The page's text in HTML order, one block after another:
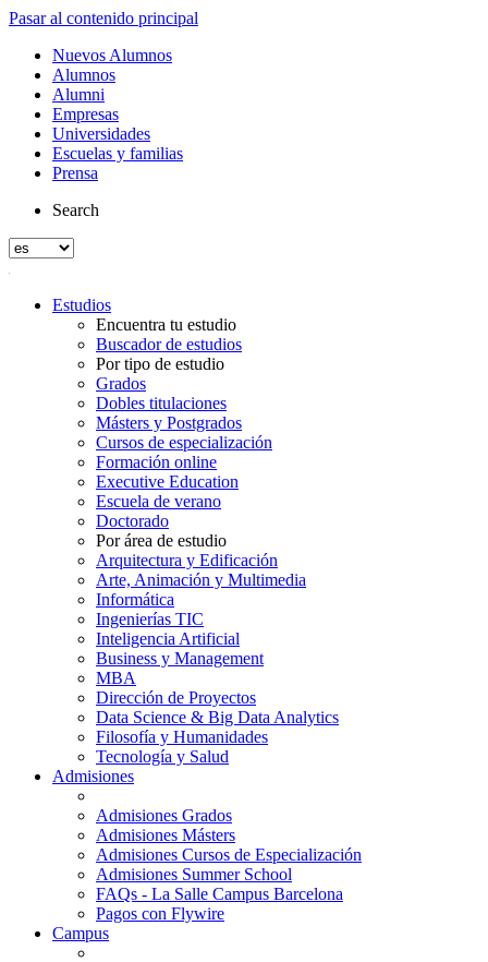
Pasar al contenido principal
Nuevos Alumnos
Alumnos
Alumni
Empresas
Universidades
Escuelas y familias
Prensa
Search
Estudios
Encuentra tu estudio
Buscador de estudios
Por tipo de estudio
Grados
Dobles titulaciones
Másters y Postgrados
Cursos de especialización
Formación online
Executive Education
Escuela de verano
Doctorado
Por área de estudio
Arquitectura y Edificación
Arte, Animación y Multimedia
Informática
Ingenierías TIC
Inteligencia Artificial
Business y Management
MBA
Dirección de Proyectos
Data Science & Big Data Analytics
Filosofía y Humanidades
Tecnología y Salud
Admisiones
Admisiones Grados
Admisiones Másters
Admisiones Cursos de Especialización
Admisiones Summer School
FAQs - La Salle Campus Barcelona
Pagos con Flywire
Campus